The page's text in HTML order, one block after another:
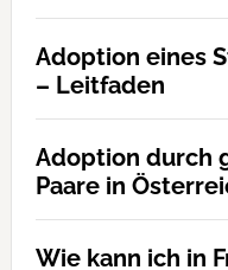
Adoption eines
– Leitfaden
Adoption durch
Paare in
Wie kann ich in